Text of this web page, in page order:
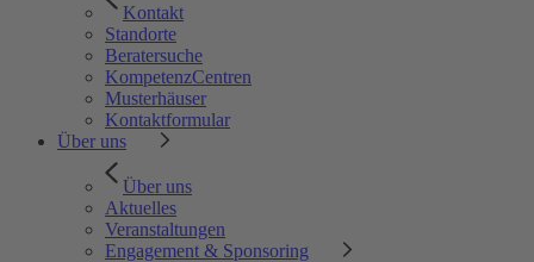
Kontakt
Standorte
Beratersuche
KompetenzCentren
Musterhäuser
Kontaktformular
Über uns
Über uns
Aktuelles
Veranstaltungen
Engagement & Sponsoring